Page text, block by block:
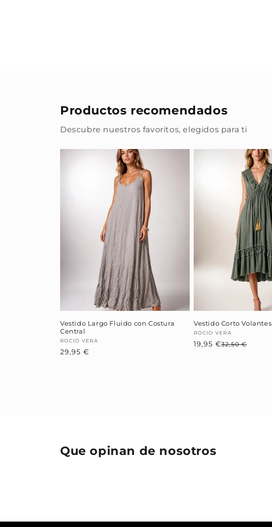
Productos recomendados
Descubre nuestros favoritos, elegidos para ti
Vestido Largo Fluido con Costura
Central
Proveedor:
ROCIO VERA
Precio
29,95 €
Vestido Corto Volantes
Proveedor:
ROCIO VERA
32,50 €
19,95 €
Que opinan de nosotros